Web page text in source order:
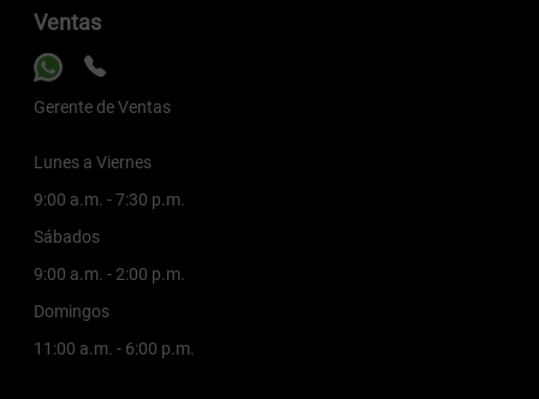
Ventas
Gerente de Ventas
Lunes a Viernes
9:00 a.m. - 7:30 p.m.
Sábados
9:00 a.m. - 2:00 p.m.
Domingos
11:00 a.m. - 6:00 p.m.